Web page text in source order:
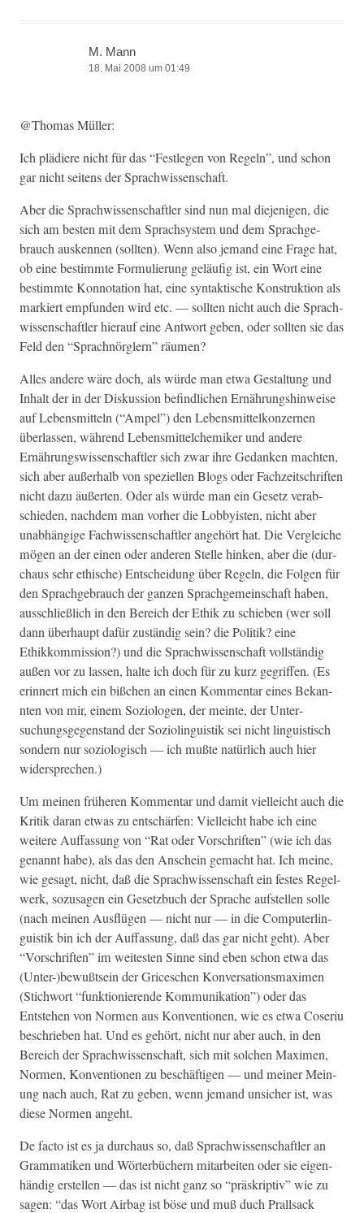
M. Mann
18. Mai 2008 um 01:49
@Thomas Müller:
Ich plädiere nicht für das “Fes­tle­gen von Regeln”, und schon
gar nicht seit­ens der Sprachwissenschaft.
Aber die Sprach­wis­senschaftler sind nun mal diejeni­gen, die
sich am besten mit dem Sprach­sys­tem und dem Sprachge­
brauch ausken­nen (soll­ten). Wenn also jemand eine Frage hat,
ob eine bes­timmte For­mulierung geläu­fig ist, ein Wort eine
bes­timmte Kon­no­ta­tion hat, eine syn­tak­tis­che Kon­struk­tion als
markiert emp­fun­den wird etc. — soll­ten nicht auch die Sprach­
wis­senschaftler hier­auf eine Antwort geben, oder soll­ten sie das
Feld den “Sprach­nör­glern” räumen?
Alles andere wäre doch, als würde man etwa Gestal­tung und
Inhalt der in der Diskus­sion befind­lichen Ernährung­sh­in­weise
auf Lebens­mit­teln (“Ampel”) den Lebens­mit­telkonz­er­nen
über­lassen, während Lebens­mit­tel­chemik­er und andere
Ernährungswis­senschaftler sich zwar ihre Gedanken macht­en,
sich aber außer­halb von speziellen Blogs oder Fachzeitschriften
nicht dazu äußerten. Oder als würde man ein Gesetz ver­ab­
schieden, nach­dem man vorher die Lob­by­is­ten, nicht aber
unab­hängige Fach­wis­senschaftler ange­hört hat. Die Ver­gle­iche
mögen an der einen oder anderen Stelle hinken, aber die (dur­
chaus sehr ethis­che) Entschei­dung über Regeln, die Fol­gen für
den Sprachge­brauch der ganzen Sprachge­mein­schaft haben,
auss­chließlich in den Bere­ich der Ethik zu schieben (wer soll
dann über­haupt dafür zuständig sein? die Poli­tik? eine
Ethikkom­mis­sion?) und die Sprach­wis­senschaft voll­ständig
außen vor zu lassen, halte ich doch für zu kurz gegrif­f­en. (Es
erin­nert mich ein bißchen an einen Kom­men­tar eines Bekan­
nten von mir, einem Sozi­olo­gen, der meinte, der Unter­
suchungs­ge­gen­stand der Sozi­olin­guis­tik sei nicht lin­guis­tisch
son­dern nur sozi­ol­o­gisch — ich mußte natür­lich auch hier
widersprechen.)
Um meinen früheren Kom­men­tar und damit vielle­icht auch die
Kri­tik daran etwas zu entschär­fen: Vielle­icht habe ich eine
weit­ere Auf­fas­sung von “Rat oder Vorschriften” (wie ich das
genan­nt habe), als das den Anschein gemacht hat. Ich meine,
wie gesagt, nicht, daß die Sprach­wis­senschaft ein festes Regel­
w­erk, sozusagen ein Geset­zbuch der Sprache auf­stellen solle
(nach meinen Aus­flü­gen — nicht nur — in die Com­put­er­lin­
guis­tik bin ich der Auf­fas­sung, daß das gar nicht geht). Aber
“Vorschriften” im weitesten Sinne sind eben schon etwa das
(Unter-)bewußtsein der Griceschen Kon­ver­sa­tion­s­maxi­men
(Stich­wort “funk­tion­ierende Kom­mu­nika­tion”) oder das
Entste­hen von Nor­men aus Kon­ven­tio­nen, wie es etwa Coseriu
beschrieben hat. Und es gehört, nicht nur aber auch, in den
Bere­ich der Sprach­wis­senschaft, sich mit solchen Maxi­men,
Nor­men, Kon­ven­tio­nen zu beschäfti­gen — und mein­er Mei­n­
ung nach auch, Rat zu geben, wenn jemand unsich­er ist, was
diese Nor­men angeht.
De fac­to ist es ja dur­chaus so, daß Sprach­wis­senschaftler an
Gram­matiken und Wörter­büch­ern mitar­beit­en oder sie eigen­
händig erstellen — das ist nicht ganz so “präskrip­tiv” wie zu
sagen: “das Wort Airbag ist böse und muß duch Prall­sack